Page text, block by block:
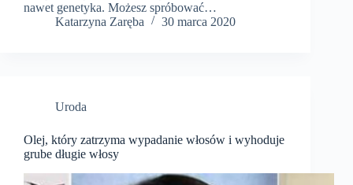
nawet genetyka. Możesz spróbować…
Katarzyna Zaręba
30 marca 2020
Uroda
Olej, który zatrzyma wypadanie włosów i wyhoduje
grube długie włosy